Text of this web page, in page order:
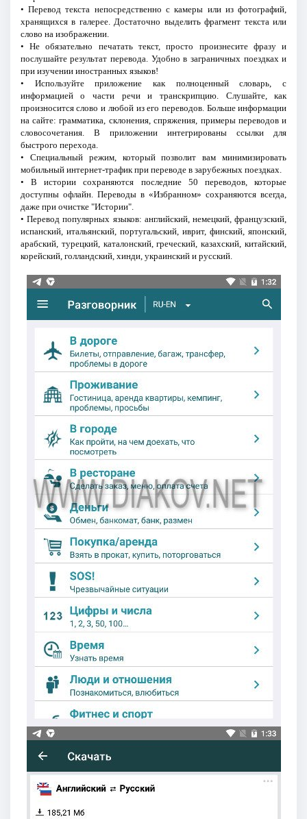
• Перевод текста непосредственно с камеры или из фотографий,
хранящихся в галерее. Достаточно выделить фрагмент текста или
слово на изображении.
• Не обязательно печатать текст, просто произнесите фразу и
послушайте результат перевода. Удобно в заграничных поездках и
при изучении иностранных языков!
• Используйте приложение как полноценный словарь, с
информацией о части речи и транскрипцию. Слушайте, как
произносится слово и любой из его переводов. Больше информации
на сайте: грамматика, склонения, спряжения, примеры переводов и
словосочетания. В приложении интегрированы ссылки для
быстрого перехода.
• Специальный режим, который позволит вам минимизировать
мобильный интернет-трафик при переводе в зарубежных поездках.
• В истории сохраняются последние 50 переводов, которые
доступны офлайн. Переводы в «Избранном» сохраняются всегда,
даже при очистке "Истории".
• Перевод популярных языков: английский, немецкий, французский,
испанский, итальянский, португальский, иврит, финский, японский,
арабский, турецкий, каталонский, греческий, казахский, китайский,
корейский, голландский, хинди, украинский и русский.